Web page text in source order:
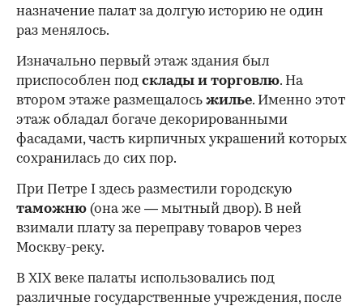
назначение палат за долгую историю не один
раз менялось.
Изначально первый этаж здания был
приспособлен под склады и торговлю. На
втором этаже размещалось жилье. Именно этот
этаж обладал богаче декорированными
фасадами, часть кирпичных украшений которых
сохранилась до сих пор.
При Петре I здесь разместили городскую
таможню (она же — мытный двор). В ней
взимали плату за переправу товаров через
Москву-реку.
В XIX веке палаты использовались под
различные государственные учреждения, после